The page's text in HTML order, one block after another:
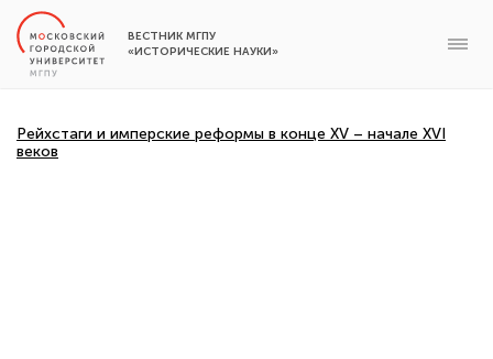
ВЕСТНИК МГПУ
«ИСТОРИЧЕСКИЕ НАУКИ»
Рейхстаги и имперские реформы в конце XV – начале XVI
веков